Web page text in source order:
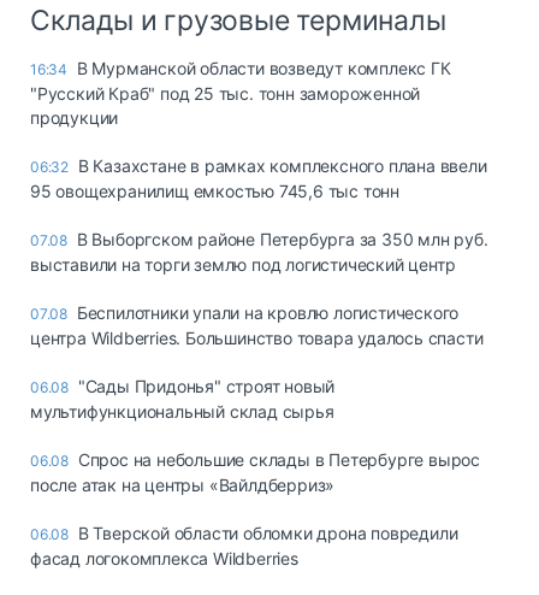
Склады и грузовые терминалы
16:34
В Мурманской области возведут комплекс ГК
"Русский Краб" под 25 тыс. тонн замороженной
продукции
06:32 В Казахстане в рамках комплексного плана ввели
95 овощехранилищ емкостью 745,6 тыс тонн
07.08 В Выборгском районе Петербурга за 350 млн руб.
выставили на торги землю под логистический центр
07.08 Беспилотники упали на кровлю логистического
центра Wildberries. Большинство товара удалось спасти
06.08 "Сады Придонья" строят новый
мультифункциональный склад сырья
06.08 Спрос на небольшие склады в Петербурге вырос
после атак на центры «Вайлдберриз»
06.08 В Тверской области обломки дрона повредили
фасад логокомплекса Wildberries